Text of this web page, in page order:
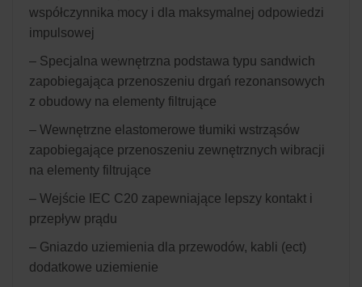
współczynnika mocy i dla maksymalnej odpowiedzi
impulsowej
– Specjalna wewnętrzna podstawa typu sandwich
zapobiegająca przenoszeniu drgań rezonansowych
z obudowy na elementy filtrujące
– Wewnętrzne elastomerowe tłumiki wstrząsów
zapobiegające przenoszeniu zewnętrznych wibracji
na elementy filtrujące
– Wejście IEC C20 zapewniające lepszy kontakt i
przepływ prądu
– Gniazdo uziemienia dla przewodów, kabli (ect)
dodatkowe uziemienie